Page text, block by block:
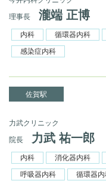
理事長
瀧端 正博
内科 循環器内科
感染症内科
佐賀駅
力武クリニック
院長
力武 祐一郎
内科 消化器内科
呼吸器内科
循環器